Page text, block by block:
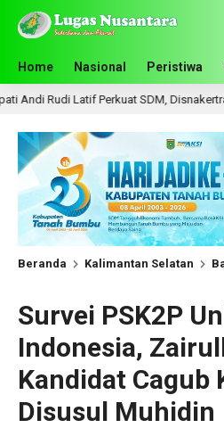
Home Nasional Peristiwa
SDM, Disnakertrans Gelar Pelatihan
Beranda Kalimantan Selatan
Survei PSK2P
Indonesia,
Kandidat Cagub
Disusul Muhidin